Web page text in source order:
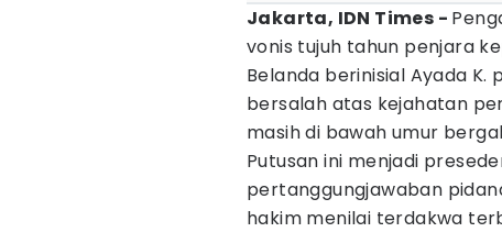
Jakarta, IDN Times -
vonis tujuh tahun penjara
Belanda berinisial Ayada
bersalah atas kejahatan
masih di bawah umur
Putusan ini menjadi
pertanggungjawaban
hakim menilai terdakwa